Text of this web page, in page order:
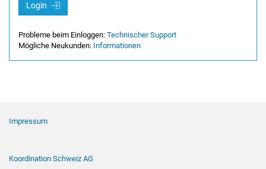
Login
Probleme beim Einloggen: Technischer Support
Mögliche Neukunden: Informationen
Impressum
Koordination Schweiz AG